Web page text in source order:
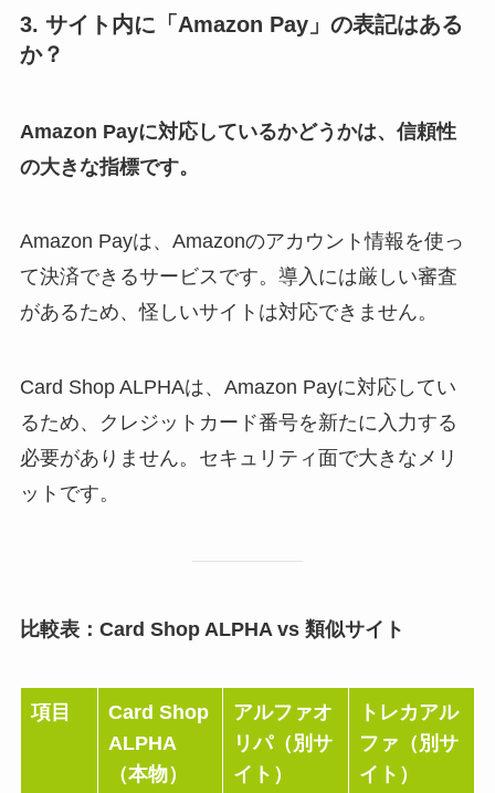
3. サイト内に「Amazon Pay」の表記はある
か？
Amazon Payに対応しているかどうかは、信頼性
の大きな指標です。
Amazon Payは、Amazonのアカウント情報を使っ
て決済できるサービスです。導入には厳しい審査
があるため、怪しいサイトは対応できません。
Card Shop ALPHAは、Amazon Payに対応してい
るため、クレジットカード番号を新たに入力する
必要がありません。セキュリティ面で大きなメリ
ットです。
比較表：Card Shop ALPHA vs 類似サイト
項目
Card Shop
ALPHA
（本物）
アルファオ
リパ（別サ
イト）
トレカアル
ファ（別サ
イト）